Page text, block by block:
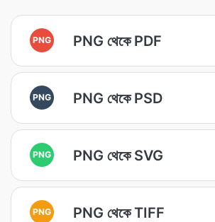
PNG PNG থেকে PDF
PNG PNG থেকে PSD
PNG PNG থেকে SVG
PNG PNG থেকে TIFF